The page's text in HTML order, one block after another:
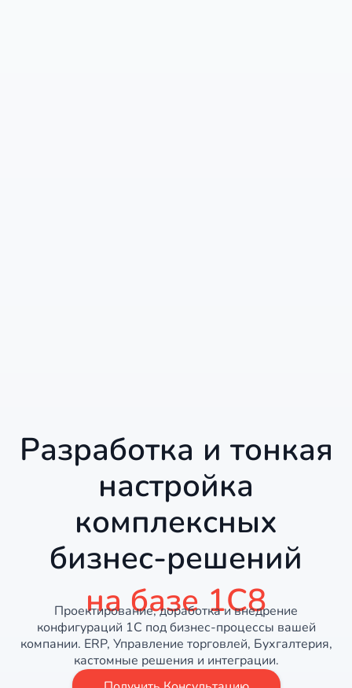
Разработка и тонкая
настройка
комплексных
бизнес-решений
на базе 1С8
Проектирование, доработка и внедрение
конфигураций 1С под бизнес-процессы вашей
компании. ERP, Управление торговлей, Бухгалтерия,
кастомные решения и интеграции.